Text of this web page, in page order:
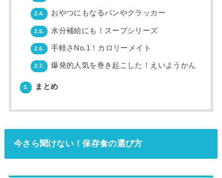
2.4. おやつにもなるパンやクラッカー
2.5. 水分補給にも！スープシリーズ
2.6. 手軽さNo.1！カロリーメイト
2.7. 爆発的人気を巻き起こした！えいようかん
3. まとめ
今さら聞けない！保存食の選び方